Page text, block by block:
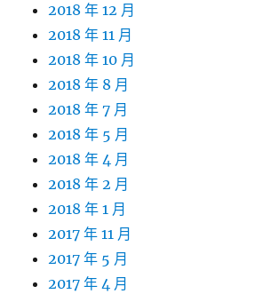
2018 年 12 月
2018 年 11 月
2018 年 10 月
2018 年 8 月
2018 年 7 月
2018 年 5 月
2018 年 4 月
2018 年 2 月
2018 年 1 月
2017 年 11 月
2017 年 5 月
2017 年 4 月